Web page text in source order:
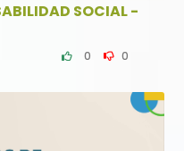
SOCIAL -
0 0